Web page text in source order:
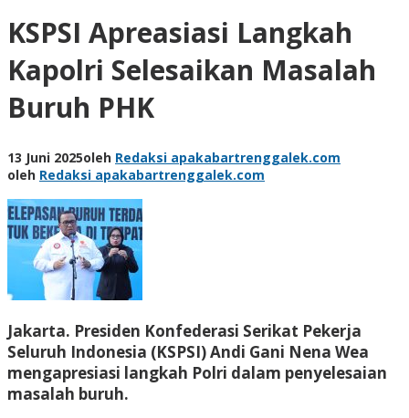
KSPSI Apreasiasi Langkah
Kapolri Selesaikan Masalah
Buruh PHK
13 Juni 2025oleh Redaksi apakabartrenggalek.com
oleh Redaksi apakabartrenggalek.com
Jakarta. Presiden Konfederasi Serikat Pekerja
Seluruh Indonesia (KSPSI) Andi Gani Nena Wea
mengapresiasi langkah Polri dalam penyelesaian
masalah buruh.